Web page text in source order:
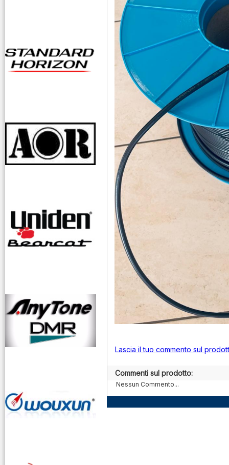
Lascia il tuo commento sul
Commenti sul prodotto:
Nessun Commento...